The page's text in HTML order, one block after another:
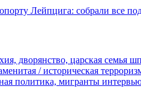
Лейпцига: собрали все
дворянство, царская семья
/ историческая
политика, мигранты